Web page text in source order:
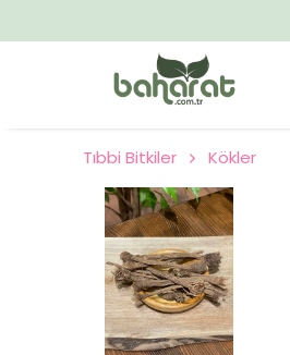
Tıbbi Bitkiler Kökler